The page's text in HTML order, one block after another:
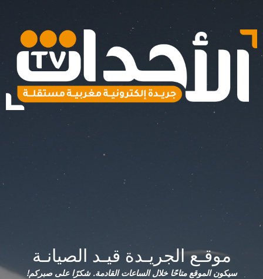
موقـع الجريـدة قيـد الصيانـة
سيكون الموقع متاحًا خلال الساعات القادمة. شكرًا على صبركم!